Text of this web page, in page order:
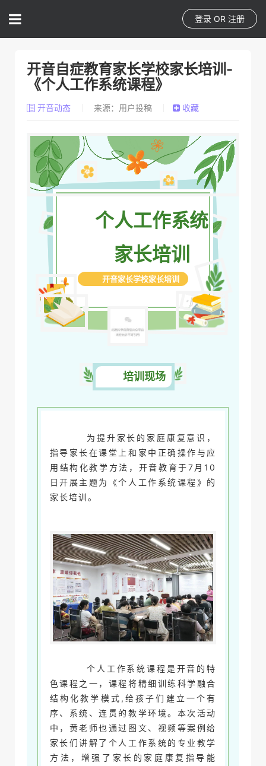
登录 OR 注册
开音自症教育家长学校家长培训-
《个人工作系统课程》
开音动态 来源：用户投稿 收藏
个人工作系统
家长培训
开音家长学校家长培训
培训现场
为提升家长的家庭康复意识，
指导家长在课堂上和家中正确操作与应
用结构化教学方法，开音教育于7月10
日开展主题为《个人工作系统课程》的
家长培训。
个人工作系统课程是开音的特
色课程之一，课程将精细训练科学融合
结构化教学模式,给孩子们建立一个有
序、系统、连贯的教学环境。本次活动
中，黄老师也通过图文、视频等案例给
家长们讲解了个人工作系统的专业教学
方法，增强了家长的家庭康复指导能